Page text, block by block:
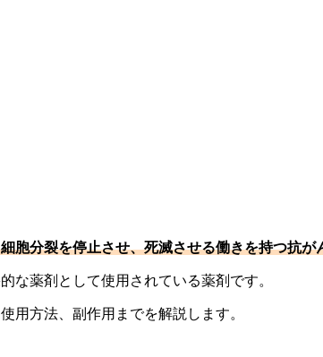
胞分裂を停止させ、死滅させる働きを持つ抗が
な薬剤として使用されている薬剤です。
用方法、副作用までを解説します。